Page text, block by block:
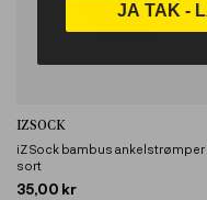
IZSOCK
iZ Sock bambus ankelstrømper
sort
35,00 kr
JA TAK -